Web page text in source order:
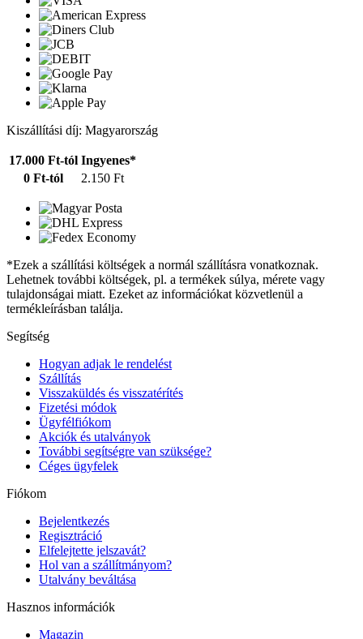
Kiszállítási díj: Magyarország
17.000 Ft-tól Ingyenes*
0 Ft-tól
2.150 Ft
*Ezek a szállítási költségek a normál szállításra vonatkoznak.
Lehetnek további költségek, pl. a termékek súlya, mérete vagy
tulajdonságai miatt. Ezeket az információkat közvetlenül a
termékleírásban találja.
Segítség
Hogyan adjak le rendelést
Szállítás
Visszaküldés és visszatérítés
Fizetési módok
Ügyfélfiókom
Akciók és utalványok
További segítségre van szüksége?
Céges ügyfelek
Fiókom
Bejelentkezés
Regisztráció
Elfelejtette jelszavát?
Hol van a szállítmányom?
Utalvány beváltása
Hasznos információk
Magazin